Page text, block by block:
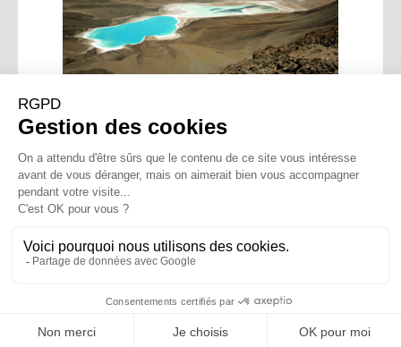
Sud
S'abonner à la newsletter
© 2025 Christian Clot – Mentions légales – Crédits Site conçu par CONCILIUM